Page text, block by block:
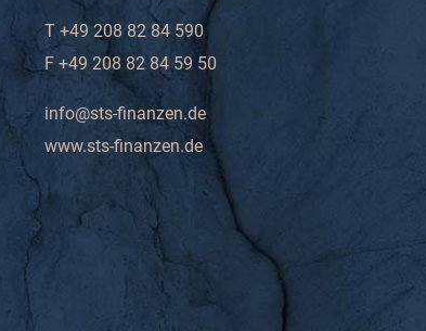
T +49 208 82 84 590
F +49 208 82 84 59 50
info@sts-finanzen.de
www.sts-finanzen.de